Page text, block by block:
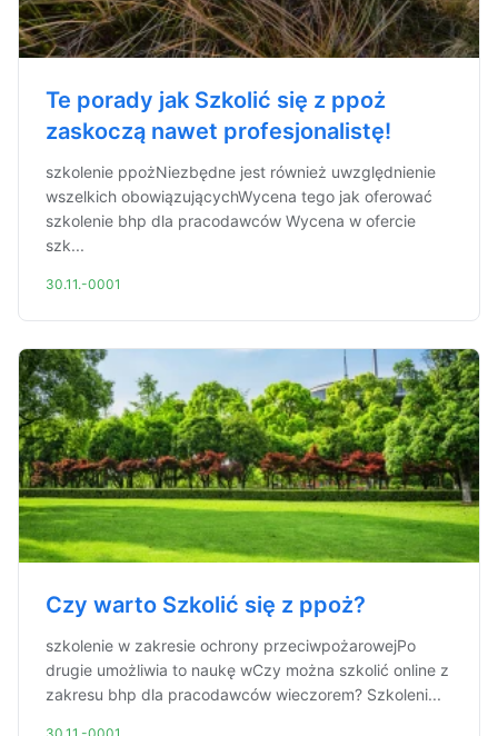
Te porady jak Szkolić się z ppoż
zaskoczą nawet profesjonalistę!
szkolenie ppożNiezbędne jest również uwzględnienie
wszelkich obowiązującychWycena tego jak oferować
szkolenie bhp dla pracodawców Wycena w ofercie
szk...
30.11.-0001
Czy warto Szkolić się z ppoż?
szkolenie w zakresie ochrony przeciwpożarowejPo
drugie umożliwia to naukę wCzy można szkolić online z
zakresu bhp dla pracodawców wieczorem? Szkoleni...